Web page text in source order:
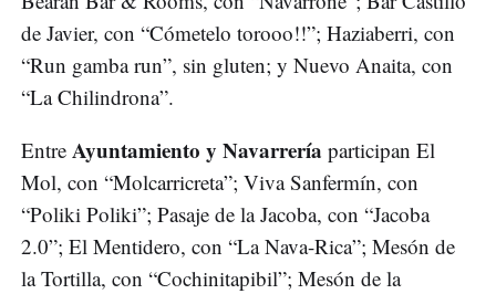
de Javier, con “Cómetelo torooo!!”; Haziaberri, con
“Run gamba run”, sin gluten; y Nuevo Anaita, con
“La Chilindrona”.
Entre Ayuntamiento y Navarrería participan El
Mol, con “Molcarricreta”; Viva Sanfermín, con
“Poliki Poliki”; Pasaje de la Jacoba, con “Jacoba
2.0”; El Mentidero, con “La Nava-Rica”; Mesón de
la Tortilla, con “Cochinitapibil”; Mesón de la